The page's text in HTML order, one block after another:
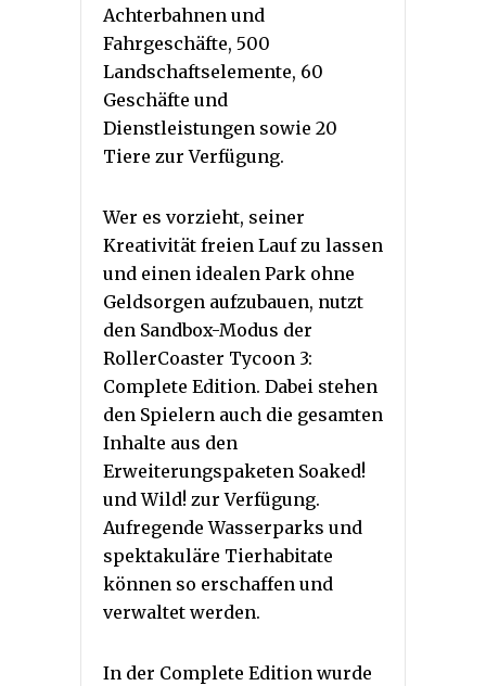
Achterbahnen und
Fahrgeschäfte, 500
Landschaftselemente, 60
Geschäfte und
Dienstleistungen sowie 20
Tiere zur Verfügung.
Wer es vorzieht, seiner
Kreativität freien Lauf zu lassen
und einen idealen Park ohne
Geldsorgen aufzubauen, nutzt
den Sandbox-Modus der
RollerCoaster Tycoon 3:
Complete Edition. Dabei stehen
den Spielern auch die gesamten
Inhalte aus den
Erweiterungspaketen Soaked!
und Wild! zur Verfügung.
Aufregende Wasserparks und
spektakuläre Tierhabitate
können so erschaffen und
verwaltet werden.
In der Complete Edition wurde